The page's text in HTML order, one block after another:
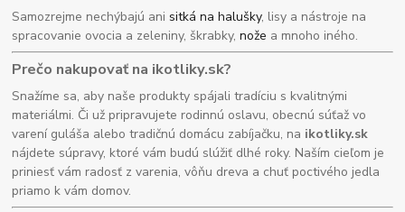
Samozrejme nechýbajú anisitká na halušky, lisy a nástroje na
spracovanie ovocia a zeleniny, škrabky,nože a mnoho iného.
Prečo nakupovať na ikotliky.sk?
Snažíme sa, aby naše produkty spájali tradíciu s kvalitnými
materiálmi. Či už pripravujete rodinnú oslavu, obecnú súťaž vo
varení guláša alebo tradičnú domácu zabíjačku, na ikotliky.sk
nájdete súpravy, ktoré vám budú slúžiť dlhé roky. Naším cieľom je
priniesť vám radosť z varenia, vôňu dreva a chuť poctivého jedla
priamo k vám domov.